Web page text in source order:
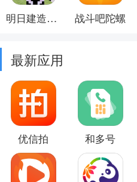
明日建造大师 战斗吧陀螺
最新应用
优信拍 和多号